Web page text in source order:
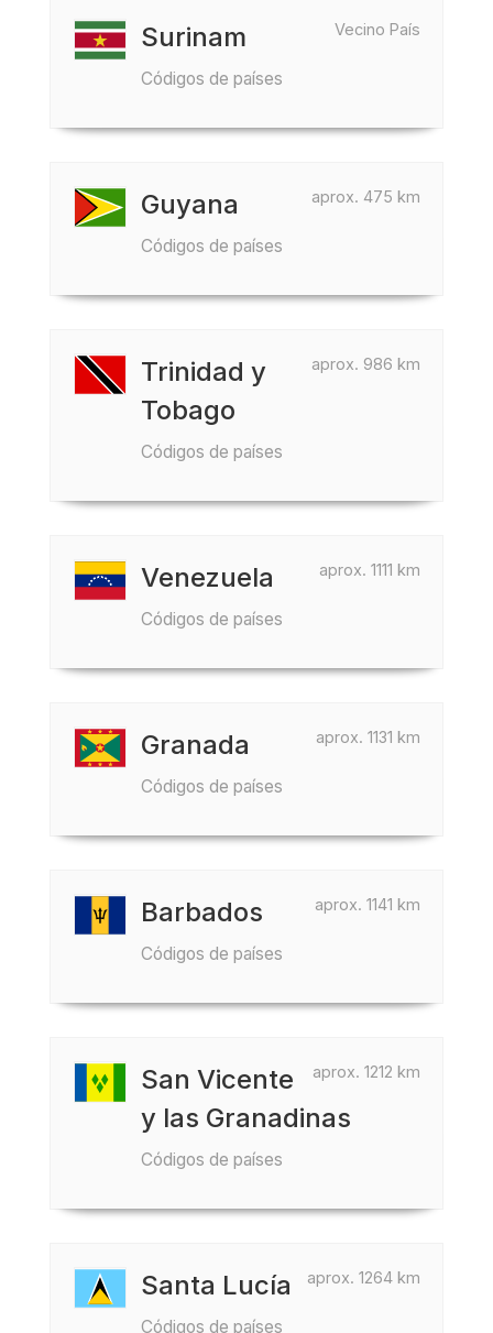
Vecino País
Surinam
Códigos de países
aprox. 475 km
Guyana
Códigos de países
aprox. 986 km
Trinidad y
Tobago
Códigos de países
aprox. 1111 km
Venezuela
Códigos de países
aprox. 1131 km
Granada
Códigos de países
aprox. 1141 km
Barbados
Códigos de países
aprox. 1212 km
San Vicente
y las Granadinas
Códigos de países
aprox. 1264 km
Santa Lucía
Códigos de países